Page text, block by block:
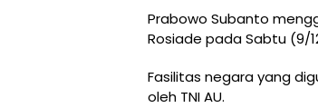
Prabowo Subanto
Rosiade pada Sabtu (9/
Fasilitas negara yang
oleh TNI AU.